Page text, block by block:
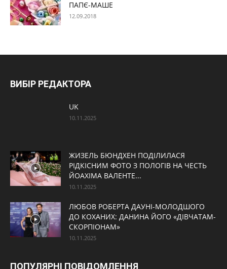
ПАПЄ-МАШЕ
12.09.2018
ВИБІР РЕДАКТОРА
UK
10.11.2025
ЖИЗЕЛЬ БЮНДХЕН ПОДІЛИЛАСЯ
РІДКІСНИМ ФОТО З ПОЛОГІВ НА ЧЕСТЬ
ЙОАХІМА ВАЛЕНТЕ...
10.11.2025
ЛЮБОВ РОБЕРТА ДАУНІ-МОЛОДШОГО
ДО КОХАНИХ: ДАНИНА ЙОГО «ДІВЧАТАМ-
СКОРПІОНАМ»
10.11.2025
ПОПУЛЯРНІ ПОВІДОМЛЕННЯ